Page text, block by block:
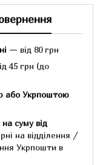
— від 80 грн
45 грн (до
або Укрпоштою
суму від
на відділення /
Укрпошти в